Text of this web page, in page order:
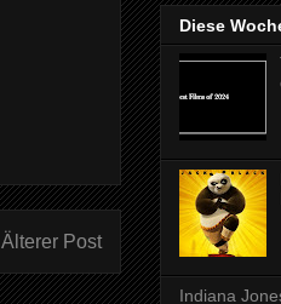
Älterer Post
Diese
Indiana